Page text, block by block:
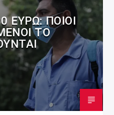
ΕΥΡΏ: ΠΟΙΟΙ
ΤΟ